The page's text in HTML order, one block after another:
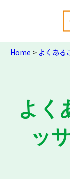
Home > よくある
よく
ッ